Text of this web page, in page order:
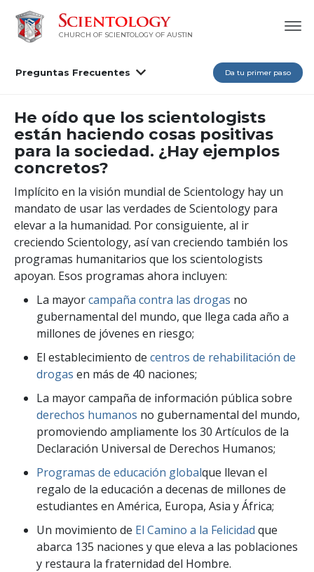
CHURCH OF SCIENTOLOGY OF AUSTIN
Preguntas Frecuentes Da tu primer paso
He oído que los scientologists
están haciendo cosas positivas
para la sociedad. ¿Hay ejemplos
concretos?
Implícito en la visión mundial de Scientology hay un
mandato de usar las verdades de Scientology para
elevar a la humanidad. Por consiguiente, al ir
creciendo Scientology, así van creciendo también los
programas humanitarios que los scientologists
apoyan. Esos programas ahora incluyen:
La mayorcampaña contra las drogas no
gubernamental del mundo, que llega cada año a
millones de jóvenes en riesgo;
El establecimiento de centros de rehabilitación de
drogas en más de 40 naciones;
La mayor campaña de información pública sobre
derechos humanos no gubernamental del mundo,
promoviendo ampliamente los 30 Artículos de la
Declaración Universal de Derechos Humanos;
Programas de educación globalque llevan el
regalo de la educación a decenas de millones de
estudiantes en América, Europa, Asia y África;
Un movimiento de El Camino a la Felicidad que
abarca 135 naciones y que eleva a las poblaciones
y restaura la fraternidad del Hombre.